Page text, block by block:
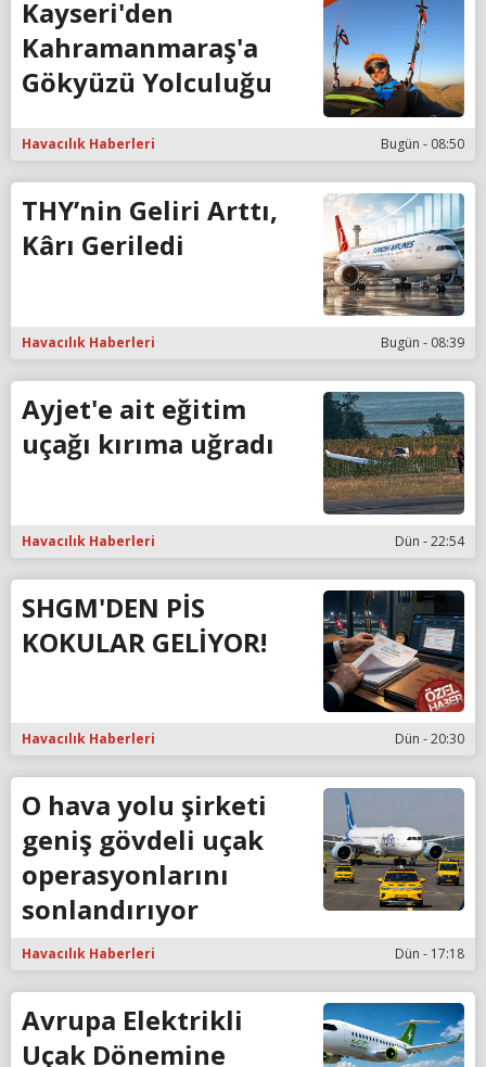
Kayseri'den
Kahramanmaraş'a
Gökyüzü Yolculuğu
Havacılık Haberleri Bugün - 08:50
THY’nin Geliri Arttı,
Kârı Geriledi
Havacılık Haberleri Bugün - 08:39
Ayjet'e ait eğitim
uçağı kırıma uğradı
Havacılık Haberleri Dün - 22:54
SHGM'DEN PİS
KOKULAR GELİYOR!
Havacılık Haberleri Dün - 20:30
O hava yolu şirketi
geniş gövdeli uçak
operasyonlarını
sonlandırıyor
Havacılık Haberleri Dün - 17:18
Avrupa Elektrikli
Uçak Dönemine